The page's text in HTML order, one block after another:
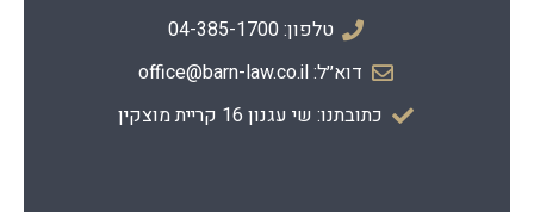
טלפון: 04-385-1700
דוא׳׳ל: office@barn-law.co.il
כתובתנו: שי עגנון 16 קריית מוצקין